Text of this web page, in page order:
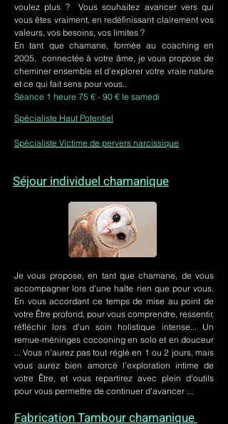
voulez plus ? Vous souhaitez avancer vers qui
vous êtes vraiment, en redéfinissant clairement vos
valeurs, vos besoins, vos limites ?
En tant que chamane, formée au coaching en
2005, connectée à votre âme, je vous propose de
cheminer ensemble et d'explorer votre vraie nature
et ce qui fait sens pour vous..
Séance 1 heure 75 € - 90 € le samedi
Spécialiste Haut Potentiel
Spécialiste Victime de pervers narcissique
Séjour individuel chamanique
Je vous propose, en tant que chamane, de vous
accompagner lors d'une halte rien que pour vous.
En vous accordant ce temps de mise au point de
votre Être profond, pour vous comprendre, ressentir,
réfléchir lors d'un soin holistique intense... Un
remue-méninges cocooning en solo et en douceur
... Vous n'aurez pas tout réglé en 1 ou 2 jours, mais
vous aurez bien amorcé l'exploration intime de
votre Être, et vous repartirez avec plein d'outils
pour vous permettre de continuer d'avancer ...
Fabrication Tambour chamanique